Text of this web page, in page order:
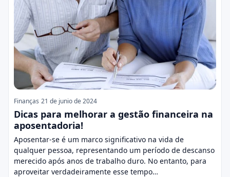
Finanças 21 de junio de 2024
Dicas para melhorar a gestão financeira na
aposentadoria!
Aposentar-se é um marco significativo na vida de
qualquer pessoa, representando um período de descanso
merecido após anos de trabalho duro. No entanto, para
aproveitar verdadeiramente esse tempo…